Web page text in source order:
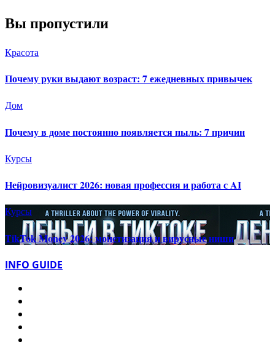
Вы пропустили
Красота
Почему руки выдают возраст: 7 ежедневных привычек
Дом
Почему в доме постоянно появляется пыль: 7 причин
Курсы
Нейровизуалист 2026: новая профессия и работа с AI
Курсы
TikTok Money 2026: монетизация и вирусные ниши
INFO GUIDE